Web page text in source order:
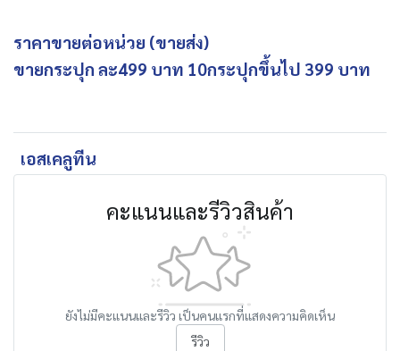
ราคาขายต่อหน่วย (ขายส่ง)
ขายกระปุก ละ499 บาท 10กระปุกขึ้นไป 399 บาท
เอสเคลูทีน
คะแนนและรีวิวสินค้า
ยังไม่มีคะแนนและรีวิว เป็นคนแรกที่แสดงความคิดเห็น
รีวิว